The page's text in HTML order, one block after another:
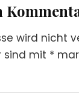
wird nicht
sind mit *